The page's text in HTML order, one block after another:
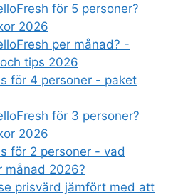
för 5 personer?
2026
per månad? -
tips 2026
för 4 personer - paket
för 3 personer?
2026
för 2 personer - vad
månad 2026?
prisvärd jämfört med att